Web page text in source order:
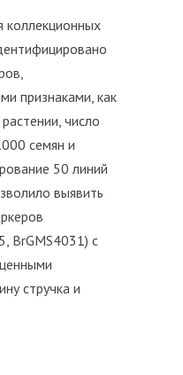
коллекционных
признаками, как
число
семян и
50 линий
выявить
BrGMS4031) с
стручка и